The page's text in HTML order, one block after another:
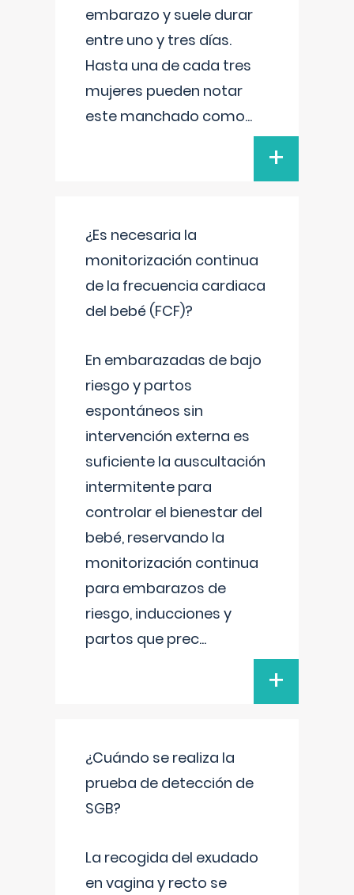
embarazo y suele durar
entre uno y tres días.
Hasta una de cada tres
mujeres pueden notar
este manchado como...
+
¿Es necesaria la
monitorización continua
de la frecuencia cardiaca
del bebé (FCF)?
En embarazadas de bajo
riesgo y partos
espontáneos sin
intervención externa es
suficiente la auscultación
intermitente para
controlar el bienestar del
bebé, reservando la
monitorización continua
para embarazos de
riesgo, inducciones y
partos que prec...
+
¿Cuándo se realiza la
prueba de detección de
SGB?
La recogida del exudado
en vagina y recto se